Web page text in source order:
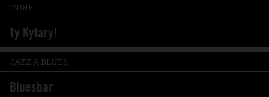
INDIE
Ty Kytary!
JAZZ A BLUES
Bluesbar